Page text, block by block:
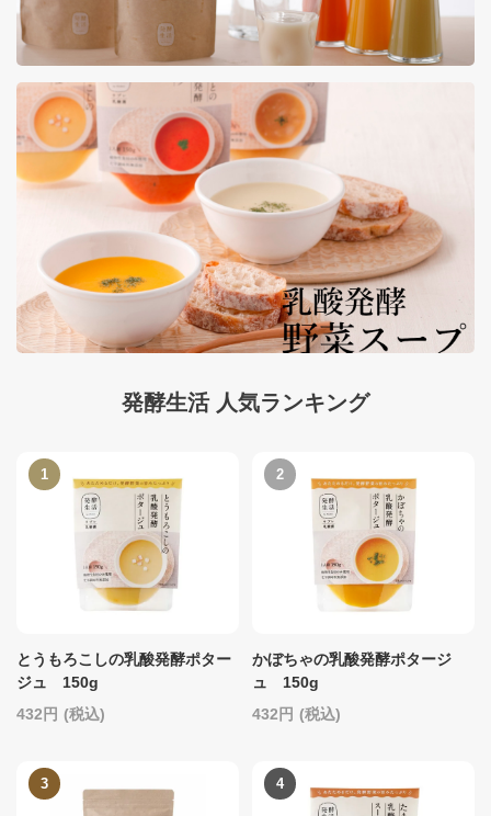
発酵生活 人気ランキング
とうもろこしの乳酸発酵ポター
ジュ 150g
432
(税込)
かぼちゃの乳酸発酵ポタージ
ュ 150g
432
(税込)